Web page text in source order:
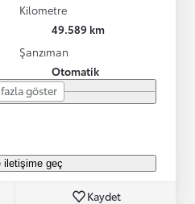
Kilometre
49.589 km
Şanzıman
Otomatik
göster
iletişime geç
Kaydet